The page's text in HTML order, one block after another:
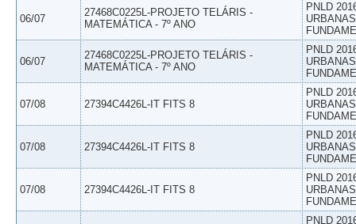
06/07
27468C0225L-PROJETO TELÁRIS -
MATEMÁTICA - 7º ANO
PNLD
06/07
27468C0225L-PROJETO TELÁRIS -
MATEMÁTICA - 7º ANO
PNLD
07/08 27394C4426L-IT FITS 8
PNLD
07/08 27394C4426L-IT FITS 8
PNLD
07/08 27394C4426L-IT FITS 8
PNLD
PNLD